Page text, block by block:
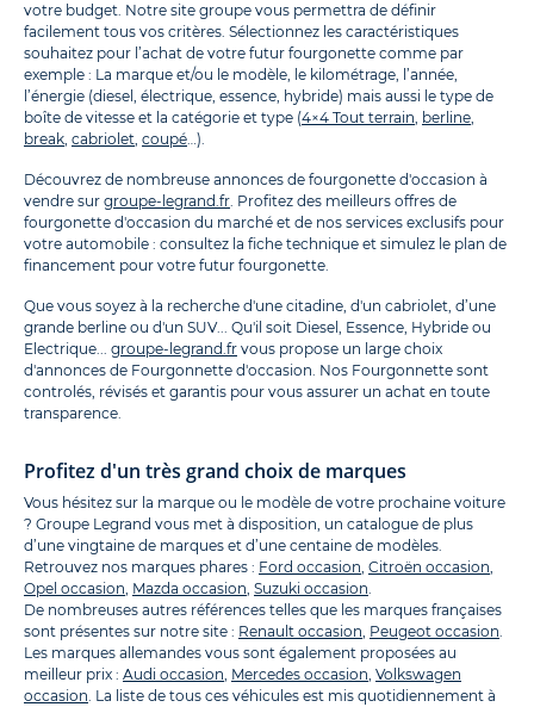
votre budget. Notre site groupe vous permettra de définir
facilement tous vos critères. Sélectionnez les caractéristiques
souhaitez pour l’achat de votre futur fourgonette comme par
exemple : La marque et/ou le modèle, le kilométrage, l’année,
l’énergie (diesel, électrique, essence, hybride) mais aussi le type de
boîte de vitesse et la catégorie et type (4×4 Tout terrain, berline,
break, cabriolet, coupé…).
Découvrez de nombreuse annonces de fourgonette d'occasion à
vendre sur groupe-legrand.fr. Profitez des meilleurs offres de
fourgonette d'occasion du marché et de nos services exclusifs pour
votre automobile : consultez la fiche technique et simulez le plan de
financement pour votre futur fourgonette.
Que vous soyez à la recherche d'une citadine, d'un cabriolet, d’une
grande berline ou d'un SUV... Qu'il soit Diesel, Essence, Hybride ou
Electrique... groupe-legrand.fr vous propose un large choix
d'annonces de Fourgonnette d'occasion. Nos Fourgonnette sont
controlés, révisés et garantis pour vous assurer un achat en toute
transparence.
Profitez d'un très grand choix de marques
Vous hésitez sur la marque ou le modèle de votre prochaine voiture
? Groupe Legrand vous met à disposition, un catalogue de plus
d’une vingtaine de marques et d’une centaine de modèles.
Retrouvez nos marques phares : Ford occasion, Citroën occasion,
Opel occasion, Mazda occasion, Suzuki occasion.
De nombreuses autres références telles que les marques françaises
sont présentes sur notre site : Renault occasion, Peugeot occasion.
Les marques allemandes vous sont également proposées au
meilleur prix : Audi occasion, Mercedes occasion, Volkswagen
occasion. La liste de tous ces véhicules est mis quotidiennement à